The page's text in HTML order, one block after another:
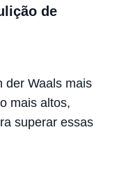
de
der Waals mais
mais altos,
superar essas